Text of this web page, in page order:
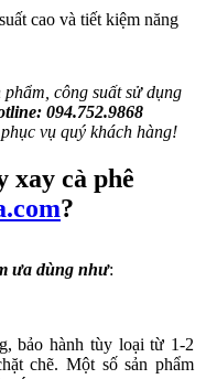
cao và tiết kiệm năng
công suất sử dụng
094.752.9868
vụ quý khách hàng!
xay cà phê
?
ưa dùng như:
bảo hành tùy loại từ 1-2
chẽ. Một số sản phẩm